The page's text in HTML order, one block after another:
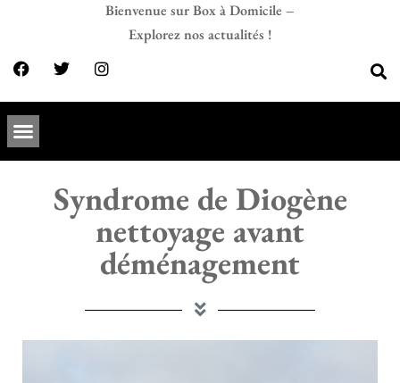
Bienvenue sur Box à Domicile –
Explorez nos actualités !
Syndrome de Diogène
nettoyage avant
déménagement